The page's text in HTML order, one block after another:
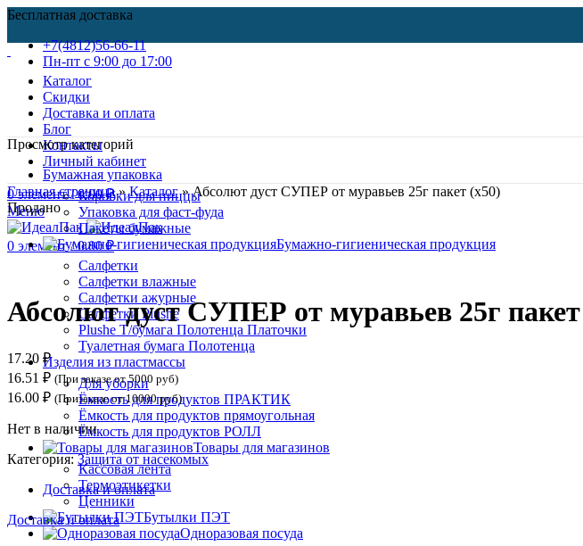
Бесплатная доставка
+7(4812)56-66-11
Пн-пт c 9:00 до 17:00
Каталог
Скидки
Доставка и оплата
Блог
Контакты
Личный кабинет
0элемент / 0.00₽
Меню
0 элемент / 0.00₽
Просмотр категорий
Бумажная упаковка
Коробки для пиццы
Упаковка для фаст-фуда
Пакеты бумажные
Бумажно-гигиеническая продукция
Салфетки
Салфетки влажные
Салфетки ажурные
Салфетки Plushe
Plushe Т/бумага Полотенца Платочки
Туалетная бумага Полотенца
Изделия из пластмассы
Для уборки
Ёмкость для продуктов ПРАКТИК
Ёмкость для продуктов прямоугольная
Ёмкость для продуктов РОЛЛ
Товары для магазинов
Кассовая лента
Термоэтикетки
Ценники
Бутылки ПЭТ
Одноразовая посуда
Главная страница»Каталог»Абсолют дуст СУПЕР от муравьев 25г пакет (х50)
Продано
Нажмите, чтобы увеличить
Абсолют дуст СУПЕР от муравьев 25г
17.20 ₽
16.51 ₽ (При заказе от 5000 руб)
16.00 ₽ (Призаказе от 10000 руб)
Нет в наличии
Категория:Защита от насекомых
Доставка и оплата
Доставка и оплата